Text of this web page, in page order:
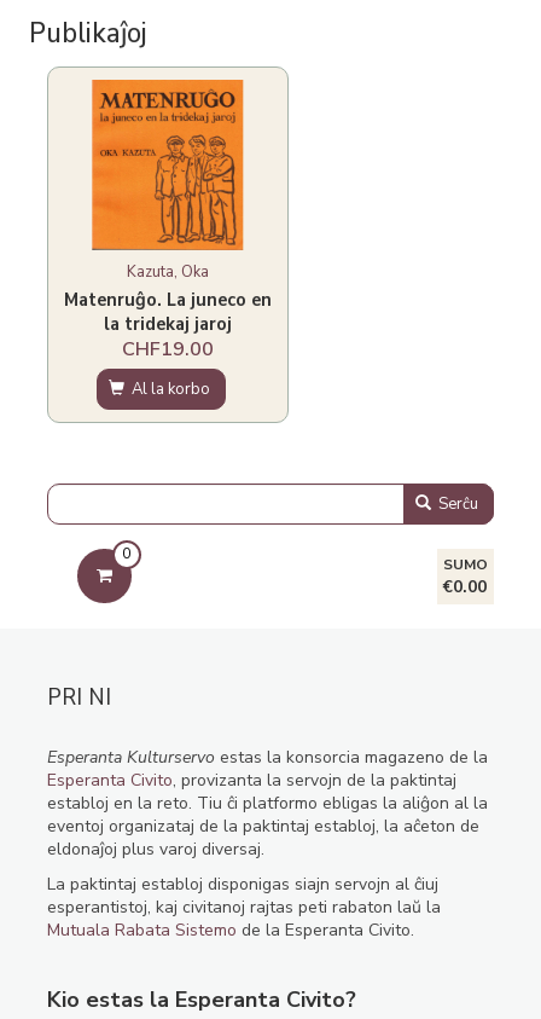
Publikaĵoj
Kazuta, Oka
Matenruĝo. La juneco en
la tridekaj jaroj
CHF19.00
Al la korbo
Serĉu
0
SUMO
€0.00
PRI NI
Esperanta Kulturservo estas la konsorcia magazeno de la
Esperanta Civito, provizanta la servojn de la paktintaj
establoj en la reto. Tiu ĉi platformo ebligas la aliĝon al la
eventoj organizataj de la paktintaj establoj, la aĉeton de
eldonaĵoj plus varoj diversaj.
La paktintaj establoj disponigas siajn servojn al ĉiuj
esperantistoj, kaj civitanoj rajtas peti rabaton laŭ la
Mutuala Rabata Sistemo de la Esperanta Civito.
Kio estas la Esperanta Civito?